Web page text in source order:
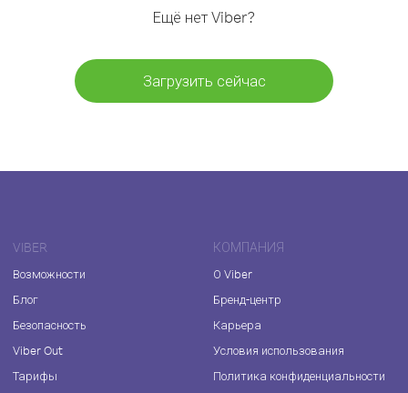
Ещё нет Viber?
Загрузить сейчас
VIBER
Возможности
Блог
Безопасность
Viber Out
Тарифы
КОМПАНИЯ
О Viber
Бренд-центр
Карьера
Условия использования
Политика конфиденциальности